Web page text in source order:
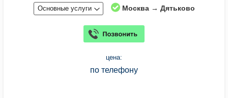
Основные услуги Москва → Дятьково
цена:
по телефону